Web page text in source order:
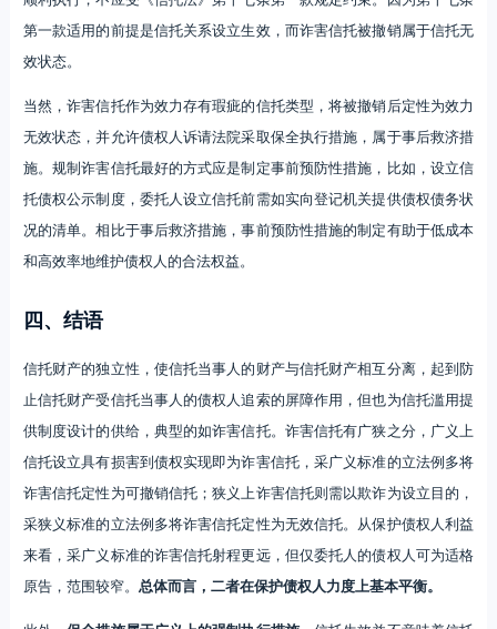
第一款适用的前提是信托关系设立生效，而诈害信托被撤销属于信托无
效状态。
当然，诈害信托作为效力存有瑕疵的信托类型，将被撤销后定性为效力
无效状态，并允许债权人诉请法院采取保全执行措施，属于事后救济措
施。规制诈害信托最好的方式应是制定事前预防性措施，比如，设立信
托债权公示制度，委托人设立信托前需如实向登记机关提供债权债务状
况的清单。相比于事后救济措施，事前预防性措施的制定有助于低成本
和高效率地维护债权人的合法权益。
四、结语
信托财产的独立性，使信托当事人的财产与信托财产相互分离，起到防
止信托财产受信托当事人的债权人追索的屏障作用，但也为信托滥用提
供制度设计的供给，典型的如诈害信托。诈害信托有广狭之分，广义上
信托设立具有损害到债权实现即为诈害信托，采广义标准的立法例多将
诈害信托定性为可撤销信托；狭义上诈害信托则需以欺诈为设立目的，
采狭义标准的立法例多将诈害信托定性为无效信托。从保护债权人利益
来看，采广义标准的诈害信托射程更远，但仅委托人的债权人可为适格
原告，范围较窄。 总体而言，二者在保护债权人力度上基本平衡。